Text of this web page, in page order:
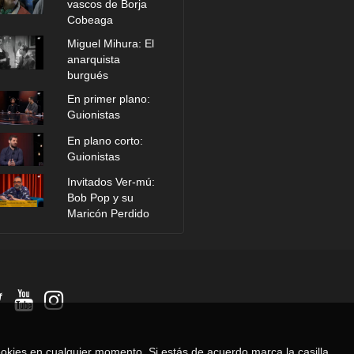
vascos de Borja
Cobeaga
Miguel Mihura: El
anarquista
burgués
En primer plano:
Guionistas
En plano corto:
Guionistas
Invitados Ver-mú:
Bob Pop y su
Maricón Perdido